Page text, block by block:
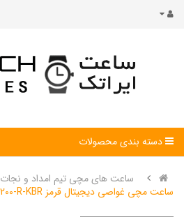
دسته بندی محصولات
ساعت های مچی تیم امداد و نجات
ساعت مچی غواصی دیجیتال قرمز CB-D200-R-KBR